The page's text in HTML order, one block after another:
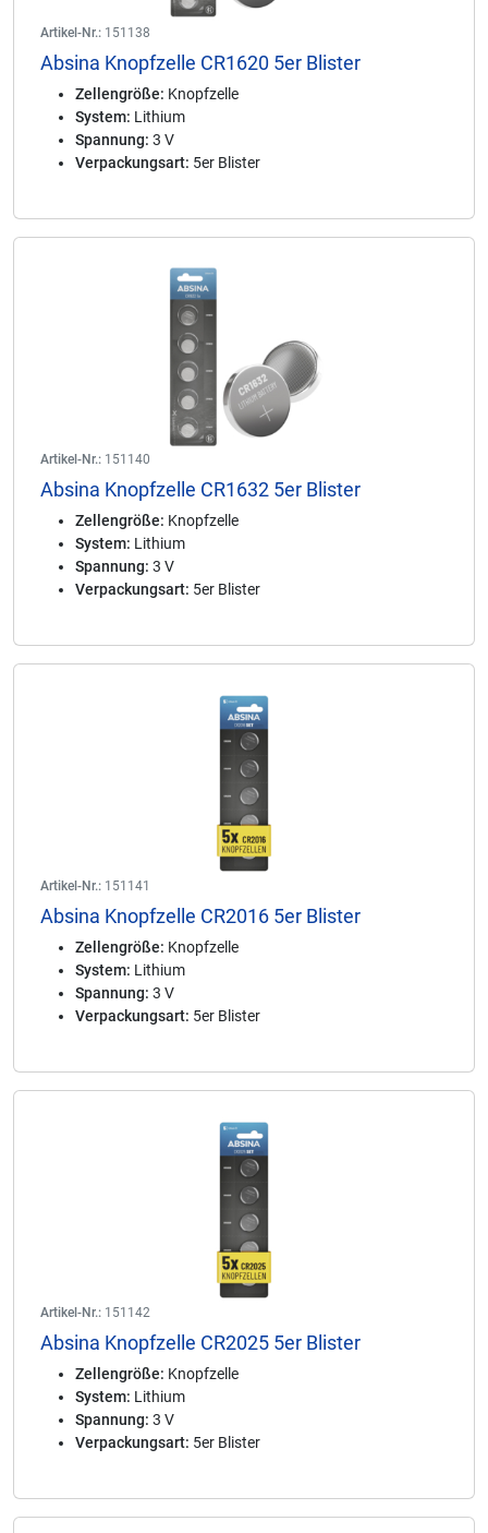
Artikel-Nr.: 151138
Absina Knopfzelle CR1620 5er Blister
Zellengröße: Knopfzelle
System: Lithium
Spannung: 3 V
Verpackungsart: 5er Blister
Artikel-Nr.: 151140
Absina Knopfzelle CR1632 5er Blister
Zellengröße: Knopfzelle
System: Lithium
Spannung: 3 V
Verpackungsart: 5er Blister
Artikel-Nr.: 151141
Absina Knopfzelle CR2016 5er Blister
Zellengröße: Knopfzelle
System: Lithium
Spannung: 3 V
Verpackungsart: 5er Blister
Artikel-Nr.: 151142
Absina Knopfzelle CR2025 5er Blister
Zellengröße: Knopfzelle
System: Lithium
Spannung: 3 V
Verpackungsart: 5er Blister